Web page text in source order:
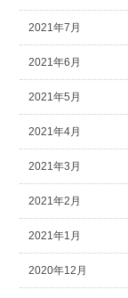
2021年7月
2021年6月
2021年5月
2021年4月
2021年3月
2021年2月
2021年1月
2020年12月